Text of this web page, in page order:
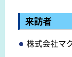
来訪者
株式会社マ